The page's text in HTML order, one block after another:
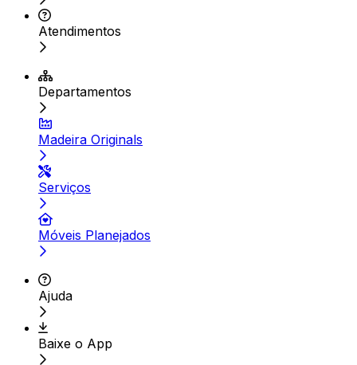
Atendimentos
Departamentos
Madeira Originals
Serviços
Móveis Planejados
Ajuda
Baixe o App